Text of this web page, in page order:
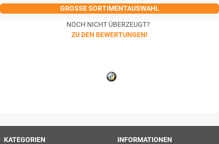
GROSSE SORTIMENTAUSWAHL
NOCH NICHT ÜBERZEUGT?
ZU DEN BEWERTUNGEN!
KATEGORIEN INFORMATIONEN